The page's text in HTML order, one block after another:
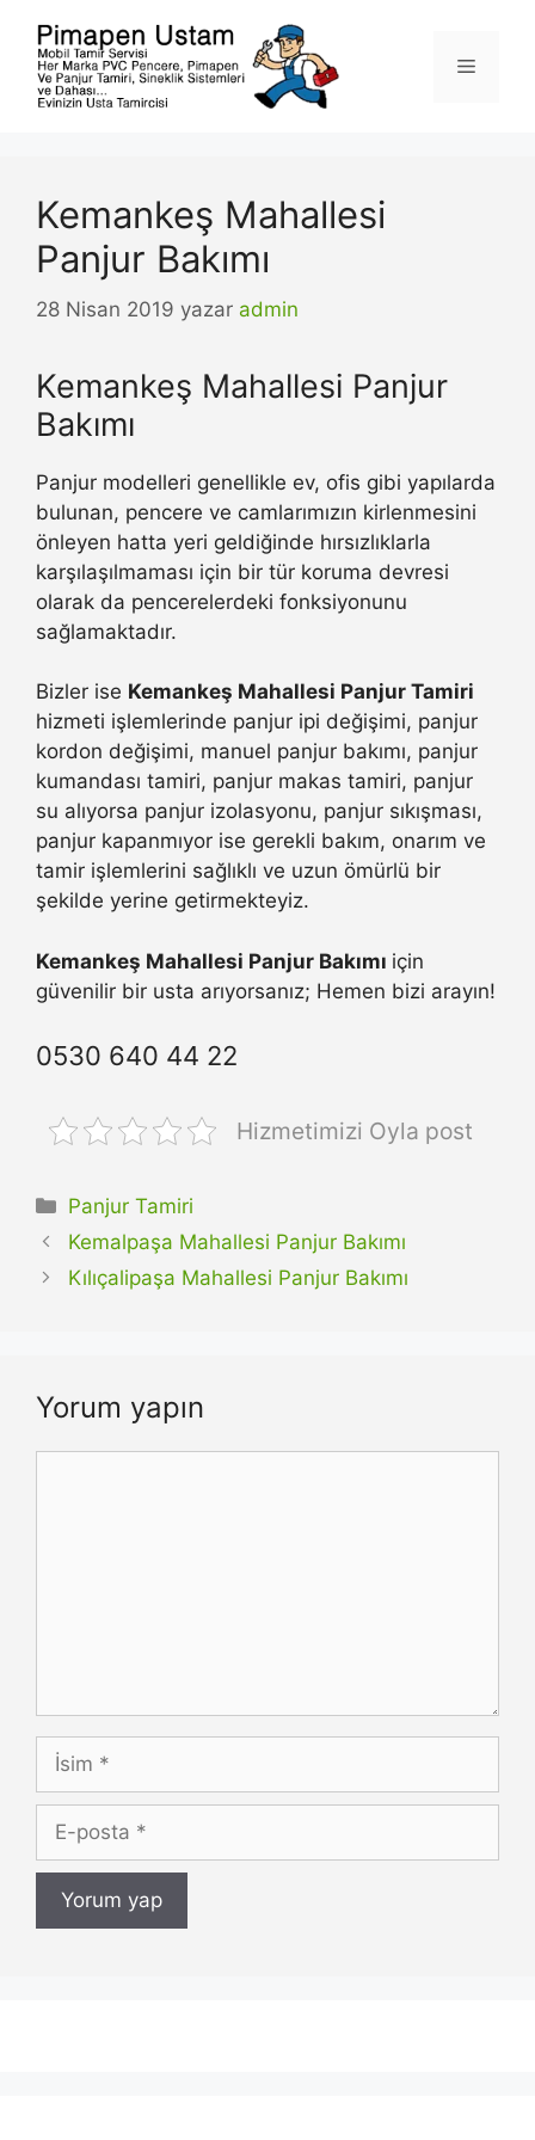
Menü
Kemankeş Mahallesi
Panjur Bakımı
28 Nisan 2019 yazar admin
Kemankeş Mahallesi Panjur
Bakımı
Panjur modelleri genellikle ev, ofis gibi yapılarda
bulunan, pencere ve camlarımızın kirlenmesini
önleyen hatta yeri geldiğinde hırsızlıklarla
karşılaşılmaması için bir tür koruma devresi
olarak da pencerelerdeki fonksiyonunu
sağlamaktadır.
Bizler ise Kemankeş Mahallesi Panjur Tamiri
hizmeti işlemlerinde panjur ipi değişimi, panjur
kordon değişimi, manuel panjur bakımı, panjur
kumandası tamiri, panjur makas tamiri, panjur
su alıyorsa panjur izolasyonu, panjur sıkışması,
panjur kapanmıyor ise gerekli bakım, onarım ve
tamir işlemlerini sağlıklı ve uzun ömürlü bir
şekilde yerine getirmekteyiz.
Kemankeş Mahallesi Panjur Bakımı için
güvenilir bir usta arıyorsanız; Hemen bizi arayın!
0530 640 44 22
Hizmetimizi Oyla post
Kategoriler
Panjur Tamiri
Kemalpaşa Mahallesi Panjur Bakımı
Kılıçalipaşa Mahallesi Panjur Bakımı
Yorum yapın
İsim
posta